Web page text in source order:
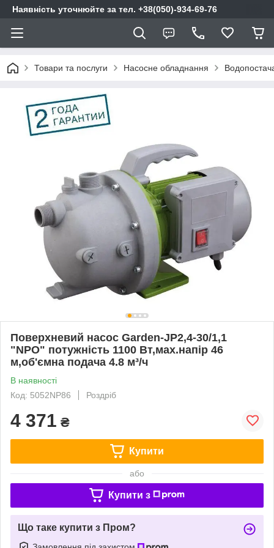
Наявність уточнюйте за тел. +38(050)-934-69-76
Товари та послуги Насосне обладнання
Поверхневий насос Garden-JP2,4-30/1,1
"NPO" потужність 1100 Вт,мах.напір 46
м,об'ємна подача 4.8 м³/ч
В наявності
Код: 5052NP86
Роздріб
4 371 ₴
Купити
або
Купити з
Що таке купити з Пром?